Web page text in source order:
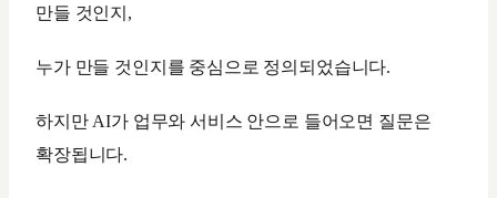
만들 것인지,
누가 만들 것인지를 중심으로 정의되었습니다.
하지만 AI가 업무와 서비스 안으로 들어오면 질문은
확장됩니다.